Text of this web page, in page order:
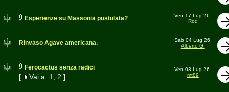
Esperienze su Massonia pustulata?
Ven 17 Lug 26
Rod
Rinvaso Agave americana.
Sab 04 Lug 26
Alberto G.
Ferocactus senza radici
[ Vai a: 1 2 ]
Ven 03 Lug 26
mt89